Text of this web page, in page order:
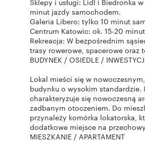
Sklepy i usługi: Lidl i Biedronka
minut jazdy samochodem.
Galeria Libero: tylko 10 minut
Centrum Katowic: ok. 15-20
Rekreacja: W bezpośrednim
trasy rowerowe, spacerowe oraz
BUDYNEK / OSIEDLE /
Lokal mieści się w
budynku o wysokim standardzie.
charakteryzuje się nowoczesną
zadbanym otoczeniem. Do
przynależy komórka lokatorska,
dodatkowe miejsce na
MIESZKANIE / APARTAMENT